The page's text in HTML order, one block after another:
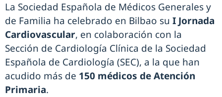
La Sociedad Española de Médicos Generales y
de Familia ha celebrado en Bilbao su I Jornada
Cardiovascular, en colaboración con la
Sección de Cardiología Clínica de la Sociedad
Española de Cardiología (SEC), a la que han
acudido más de 150 médicos de Atención
Primaria.